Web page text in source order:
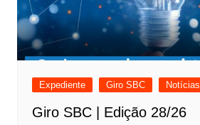
Expediente Giro SBC Notícias
Giro SBC | Edição 28/26